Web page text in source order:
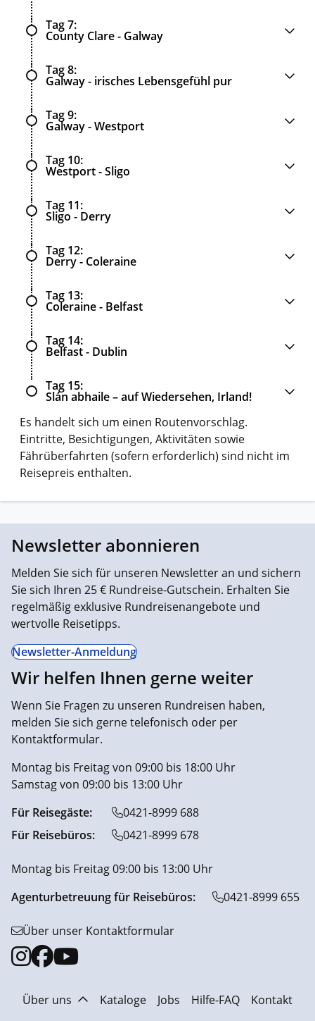
Tag 7
County Clare - Galway
Tag 8
Galway - irisches Lebensgefühl pur
Tag 9
Galway - Westport
Tag 10
Westport - Sligo
Tag 11
Sligo - Derry
Tag 12
Derry - Coleraine
Tag 13
Coleraine - Belfast
Tag 14
Belfast - Dublin
Tag 15
Slán abhaile – auf Wiedersehen, Irland!
Es handelt sich um einen Routenvorschlag.
Eintritte, Besichtigungen, Aktivitäten sowie
Fährüberfahrten (sofern erforderlich) sind nicht im
Reisepreis enthalten.
Newsletter abonnieren
Melden Sie sich für unseren Newsletter an und sichern
Sie sich Ihren 25 € Rundreise-Gutschein. Erhalten Sie
regelmäßig exklusive Rundreisenangebote und
wertvolle Reisetipps.
Newsletter-Anmeldung
Wir helfen Ihnen gerne weiter
Wenn Sie Fragen zu unseren Rundreisen haben,
melden Sie sich gerne telefonisch oder per
Kontaktformular.
Montag bis Freitag von 09:00 bis 18:00 Uhr
Samstag von 09:00 bis 13:00 Uhr
Für Reisegäste:
0421-8999 688
Für Reisebüros:
0421-8999 678
Montag bis Freitag 09:00 bis 13:00 Uhr
Agenturbetreuung für Reisebüros:
0421-8999 655
Über unser Kontaktformular
Über uns Kataloge Jobs Hilfe-FAQ
Kontakt